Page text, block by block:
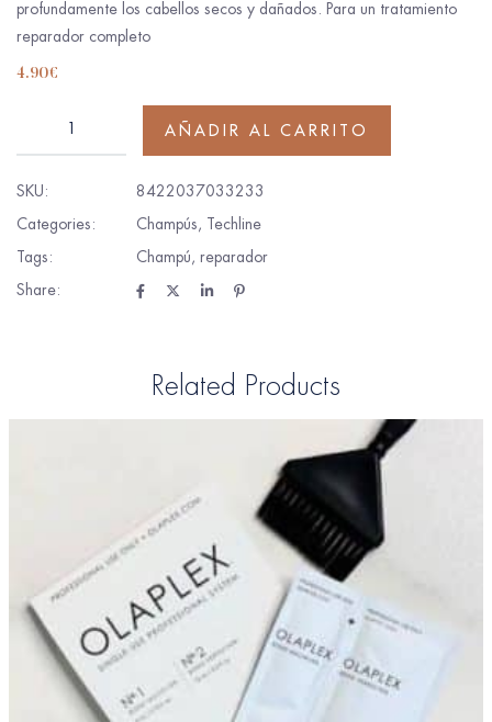
profundamente los cabellos secos y dañados. Para un tratamiento
reparador completo
4.90€
AÑADIR AL CARRITO
SKU:
8422037033233
Categories:
Champús, Techline
Tags:
Champú, reparador
Share:
Related Products